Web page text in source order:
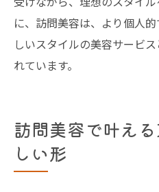
に、訪問美容は、より個人
しいスタイルの美容サービ
れています。
訪問美容で叶え
しい形